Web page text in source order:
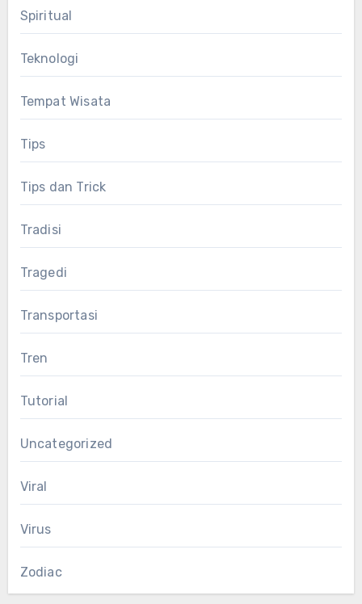
Spiritual
Teknologi
Tempat Wisata
Tips
Tips dan Trick
Tradisi
Tragedi
Transportasi
Tren
Tutorial
Uncategorized
Viral
Virus
Zodiac